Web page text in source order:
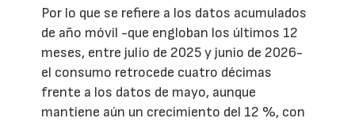
Por lo que se refiere a los datos acumulados
de año móvil -que engloban los últimos 12
meses, entre julio de 2025 y junio de 2026-
el consumo retrocede cuatro décimas
frente a los datos de mayo, aunque
mantiene aún un crecimiento del 12 %, con